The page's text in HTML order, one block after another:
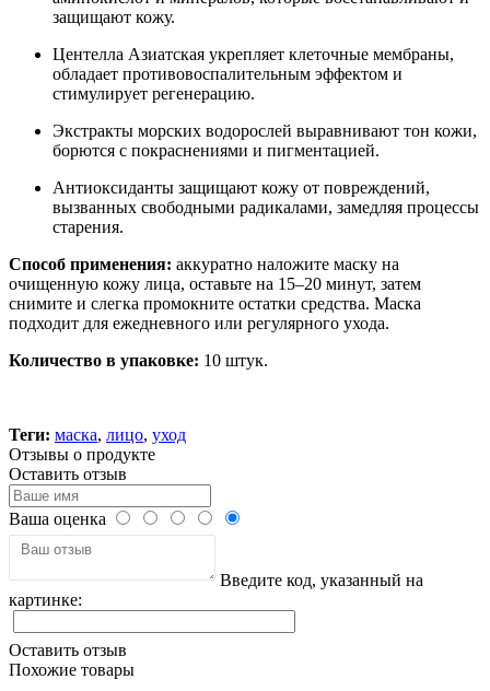
защищают кожу.
Центелла Азиатская укрепляет клеточные мембраны,
обладает противовоспалительным эффектом и
стимулирует регенерацию.
Экстракты морских водорослей выравнивают тон кожи,
борются с покраснениями и пигментацией.
Антиоксиданты защищают кожу от повреждений,
вызванных свободными радикалами, замедляя процессы
старения.
Способ применения: аккуратно наложите маску на
очищенную кожу лица, оставьте на 15–20 минут, затем
снимите и слегка промокните остатки средства. Маска
подходит для ежедневного или регулярного ухода.
Количество в упаковке: 10 штук.
Теги: маска, лицо, уход
Отзывы о продукте
Оставить отзыв
Ваша оценка
Введите код, указанный на
картинке:
Оставить отзыв
Похожие товары